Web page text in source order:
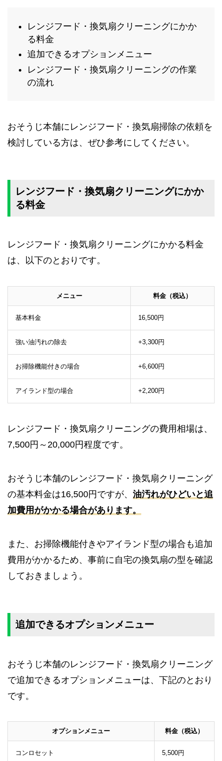
レンジフード・換気扇クリーニングにかか
る料金
追加できるオプションメニュー
レンジフード・換気扇クリーニングの作業
の流れ
おそうじ本舗にレンジフード・換気扇掃除の依頼を
検討している方は、ぜひ参考にしてください。
レンジフード・換気扇クリーニングにかか
る料金
レンジフード・換気扇クリーニングにかかる料金
は、以下のとおりです。
メニュー 料金（税込）
基本料金 16,500円
強い油汚れの除去 +3,300円
お掃除機能付きの場合 +6,600円
アイランド型の場合 +2,200円
レンジフード・換気扇クリーニングの費用相場は、
7,500円～20,000円程度です。
おそうじ本舗のレンジフード・換気扇クリーニング
の基本料金は16,500円ですが、 油汚れがひどいと追
加費用がかかる場合があります。
また、お掃除機能付きやアイランド型の場合も追加
費用がかかるため、事前に自宅の換気扇の型を確認
しておきましょう。
追加できるオプションメニュー
おそうじ本舗のレンジフード・換気扇クリーニング
で追加できるオプションメニューは、下記のとおり
です。
オプションメニュー 料金（税込）
コンロセット 5,500円